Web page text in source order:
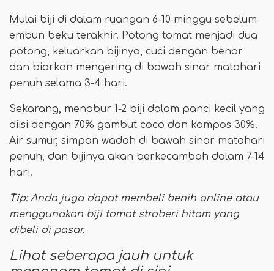
Mulai biji di dalam ruangan 6-10 minggu sebelum
embun beku terakhir. Potong tomat menjadi dua
potong, keluarkan bijinya, cuci dengan benar
dan biarkan mengering di bawah sinar matahari
penuh selama 3-4 hari.
Sekarang, menabur 1-2 biji dalam panci kecil yang
diisi dengan 70% gambut coco dan kompos 30%.
Air sumur, simpan wadah di bawah sinar matahari
penuh, dan bijinya akan berkecambah dalam 7-14
hari.
Tip:Anda juga dapat membeli benih online atau
menggunakan biji tomat stroberi hitam yang
dibeli di pasar.
Lihat seberapa jauh untuk